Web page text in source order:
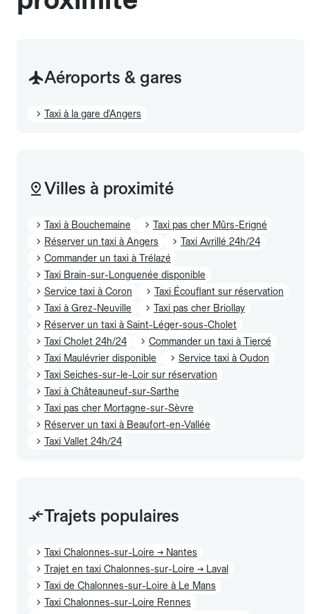
Aéroports & gares
Taxi à la gare d'Angers
Villes à proximité
Taxi à Bouchemaine
Taxi pas cher Mûrs-Erigné
Réserver un taxi à Angers
Taxi Avrillé 24h/24
Commander un taxi à Trélazé
Taxi Brain-sur-Longuenée disponible
Service taxi à Coron
Taxi Écouflant sur réservation
Taxi à Grez-Neuville
Taxi pas cher Briollay
Réserver un taxi à Saint-Léger-sous-Cholet
Taxi Cholet 24h/24
Commander un taxi à Tiercé
Taxi Maulévrier disponible
Service taxi à Oudon
Taxi Seiches-sur-le-Loir sur réservation
Taxi à Châteauneuf-sur-Sarthe
Taxi pas cher Mortagne-sur-Sèvre
Réserver un taxi à Beaufort-en-Vallée
Taxi Vallet 24h/24
Trajets populaires
Taxi Chalonnes-sur-Loire → Nantes
Trajet en taxi Chalonnes-sur-Loire → Laval
Taxi de Chalonnes-sur-Loire à Le Mans
Taxi Chalonnes-sur-Loire Rennes